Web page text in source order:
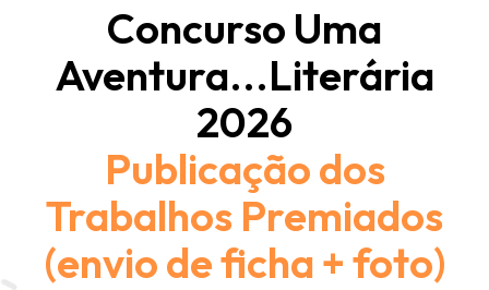
Concurso Uma
Aventura...Literária
2026
Publicação dos
Trabalhos Premiados
(envio de ficha + foto)